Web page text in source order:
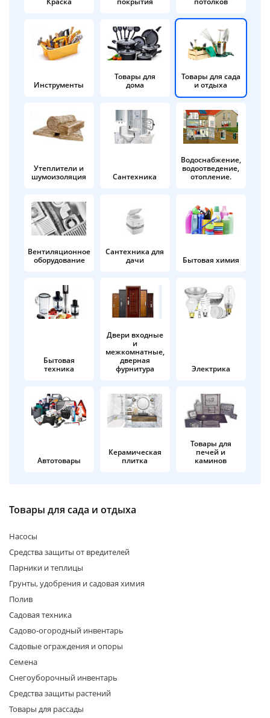
Инструменты
Товары для
дома
Товары для сада
и отдыха
Утеплители и
шумоизоляция
Сантехника
Водоснабжение,
водоотведение,
отопление.
Вентиляционное
оборудование
Сантехника для
дачи
Бытовая химия
Бытовая
техника
Двери входные
и
межкомнатные,
дверная
фурнитура
Электрика
Автотовары
Керамическая
плитка
Товары для
печей и
каминов
Товары для сада и отдыха
Насосы
Средства защиты от вредителей
Парники и теплицы
Грунты, удобрения и садовая химия
Полив
Садовая техника
Садово-огородный инвентарь
Садовые ограждения и опоры
Семена
Снегоуборочный инвентарь
Средства защиты растений
Товары для рассады
в корзину
Оплачивайте сегодня только
25% картой любого банка
Получайте товар
выбранный способом
Оставшиеся
% будут
по25%каждые 2 недели
Подробнее
об оплате Плайтом
раз в 2
недели
Остались вопросы?
8 800 302-02-51
plait.ru